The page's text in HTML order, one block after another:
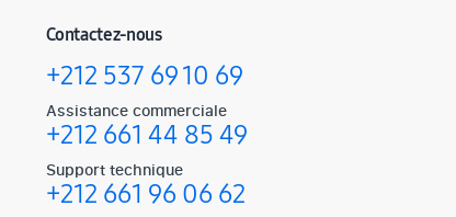
Contactez-nous
+212 537 69 10 69
Assistance commerciale
+212 661 44 85 49
Support technique
+212 661 96 06 62